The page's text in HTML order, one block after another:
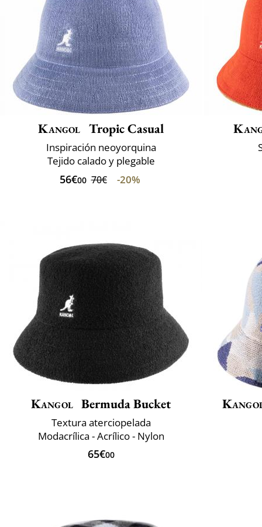
Kangol Tropic Casual
Inspiración neoyorquina
Tejido calado y plegable
56€00 70€ -20%
Kangol Bermuda Bucket
Textura aterciopelada
Modacrílica - Acrílico - Nylon
65€00